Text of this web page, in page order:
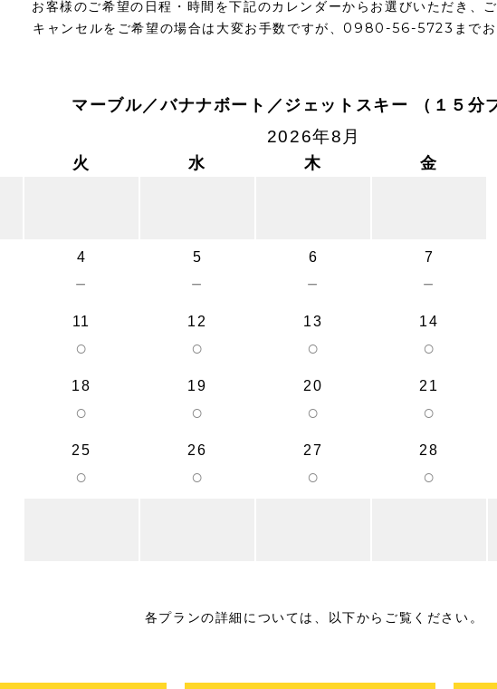
お客様のご希望の日程・時間を下記のカレンダーからお選びいただき、ご
キャンセルをご希望の場合は大変お手数ですが、0980-56-5723までお
マーブル／バナナボート／ジェットスキー （１５分
2026年8月
火 水 木 金
4
－
5
－
6
－
7
－
11
○
12
○
13
○
14
○
18
○
19
○
20
○
21
○
25
○
26
○
27
○
28
○
各プランの詳細については、以下からご覧ください。